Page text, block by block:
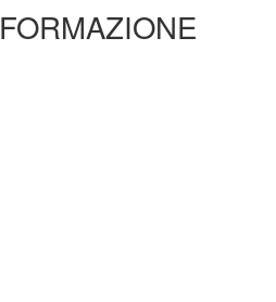
FORMAZIONE